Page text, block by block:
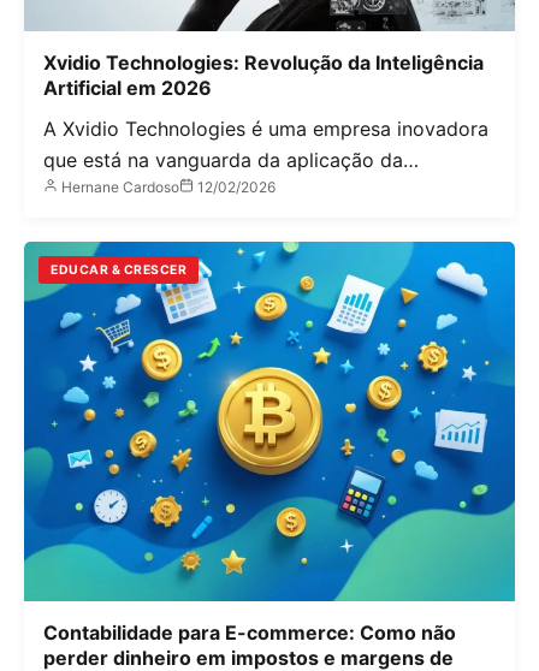
Xvidio Technologies: Revolução da Inteligência
Artificial em 2026
A Xvidio Technologies é uma empresa inovadora
que está na vanguarda da aplicação da…
Hernane Cardoso 12/02/2026
EDUCAR & CRESCER
Contabilidade para E-commerce: Como não
perder dinheiro em impostos e margens de